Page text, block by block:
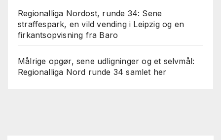
Regionalliga Nordost, runde 34: Sene
straffespark, en vild vending i Leipzig og en
firkantsopvisning fra Baro
Målrige opgør, sene udligninger og et selvmål:
Regionalliga Nord runde 34 samlet her